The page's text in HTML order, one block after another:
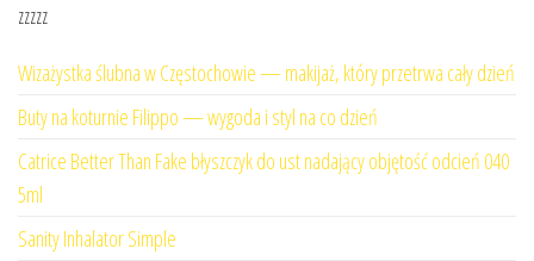
zzzzz
Wizażystka ślubna w Częstochowie — makijaż, który przetrwa cały dzień
Buty na koturnie Filippo — wygoda i styl na co dzień
Catrice Better Than Fake błyszczyk do ust nadający objętość odcień 040
5ml
Sanity Inhalator Simple